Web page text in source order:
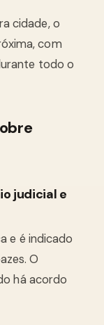
cidade, o
com
todo o
judicial e
e é indicado
O
há acordo